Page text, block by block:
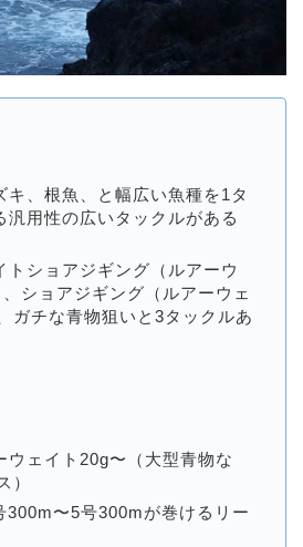
キ、根魚、と幅広い魚種を1タ
汎用性の広いタックルがある
トショアジギング（ルアーウ
ショアジギング（ルアーウェ
ガチな青物狙いと3タックルあ
ウェイト20g〜（大型青物な
）
300m〜5号300mが巻けるリー